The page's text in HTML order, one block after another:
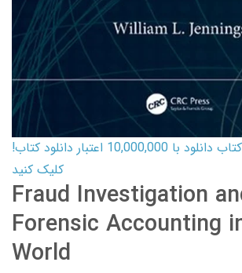
کارت اعتباری کتاب دانلود با 10,000,000 اعتبار دانلود کتاب!
کلیک کنید
Fraud Investigation
Forensic Accounting
World